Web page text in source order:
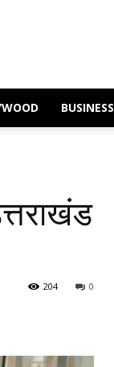
BUSINESS
0
204